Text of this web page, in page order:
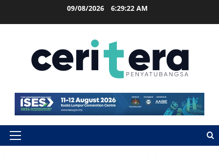
09/08/2026 6:29:23 AM